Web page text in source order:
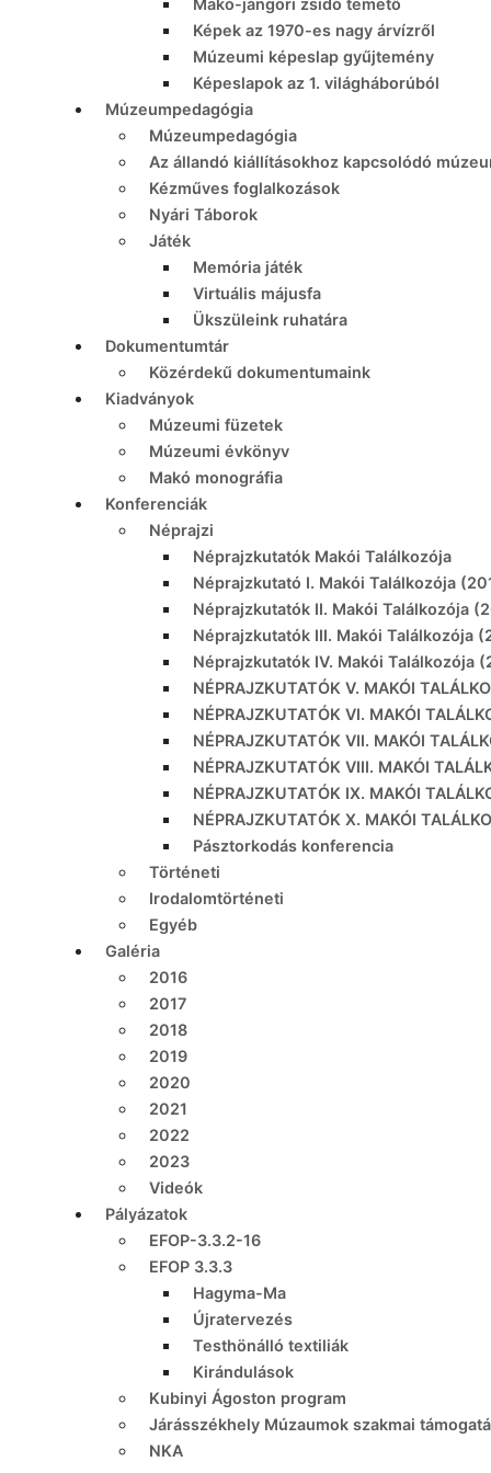
Makó-jángori zsidó temető
Képek az 1970-es nagy árvízről
Múzeumi képeslap gyűjtemény
Képeslapok az 1. világháborúból
Múzeumpedagógia
Múzeumpedagógia
Az állandó kiállításokhoz kapcsolódó
Kézműves foglalkozások
Nyári Táborok
Játék
Memória játék
Virtuális májusfa
Ükszüleink ruhatára
Dokumentumtár
Közérdekű dokumentumaink
Kiadványok
Múzeumi füzetek
Múzeumi évkönyv
Makó monográfia
Konferenciák
Néprajzi
Néprajzkutatók Makói Találkozója
Néprajzkutató I. Makói Találkozója
Néprajzkutatók II. Makói Találkozója
Néprajzkutatók III. Makói Találkozója
Néprajzkutatók IV. Makói Találkozója
NÉPRAJZKUTATÓK V. MAKÓI
NÉPRAJZKUTATÓK VI. MAKÓI
NÉPRAJZKUTATÓK VII. MAKÓI
NÉPRAJZKUTATÓK VIII. MAKÓI
NÉPRAJZKUTATÓK IX. MAKÓI
NÉPRAJZKUTATÓK X. MAKÓI
Pásztorkodás konferencia
Történeti
Irodalomtörténeti
Egyéb
Galéria
2016
2017
2018
2019
2020
2021
2022
2023
Videók
Pályázatok
EFOP-3.3.2-16
EFOP 3.3.3
Hagyma-Ma
Újratervezés
Testhönálló textiliák
Kirándulások
Kubinyi Ágoston program
Járásszékhely Múzaumok szakmai
NKA